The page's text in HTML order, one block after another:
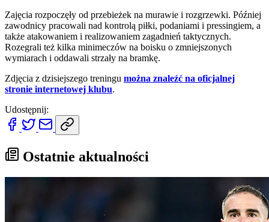
Zajęcia rozpoczęły od przebieżek na murawie i rozgrzewki. Później
zawodnicy pracowali nad kontrolą piłki, podaniami i pressingiem, a
także atakowaniem i realizowaniem zagadnień taktycznych.
Rozegrali też kilka minimeczów na boisku o zmniejszonych
wymiarach i oddawali strzały na bramkę.
Zdjęcia z dzisiejszego treningu można znaleźć na oficjalnej
stronie internetowej klubu.
Udostępnij:
Ostatnie aktualności